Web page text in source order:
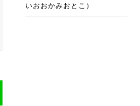
いおおかみおとこ）